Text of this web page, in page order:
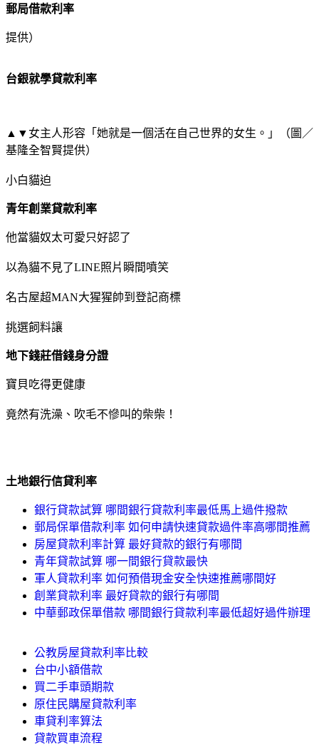
郵局借款利率
提供）
台銀就學貸款利率
▲▼女主人形容「她就是一個活在自己世界的女生。」（圖／
基隆全智賢提供）
小白貓迫
青年創業貸款利率
他當貓奴太可愛只好認了
以為貓不見了LINE照片瞬間噴笑
名古屋超MAN大猩猩帥到登記商標
挑選飼料讓
地下錢莊借錢身分證
寶貝吃得更健康
竟然有洗澡、吹毛不慘叫的柴柴！
土地銀行信貸利率
銀行貸款試算 哪間銀行貸款利率最低馬上過件撥款
郵局保單借款利率 如何申請快速貸款過件率高哪間推薦
房屋貸款利率計算 最好貸款的銀行有哪間
青年貸款試算 哪一間銀行貸款最快
軍人貸款利率 如何預借現金安全快速推薦哪間好
創業貸款利率 最好貸款的銀行有哪間
中華郵政保單借款 哪間銀行貸款利率最低超好過件辦理
公教房屋貸款利率比較
台中小額借款
買二手車頭期款
原住民購屋貸款利率
車貸利率算法
貸款買車流程